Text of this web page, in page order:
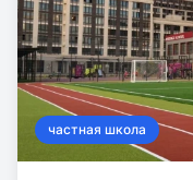
частная школа